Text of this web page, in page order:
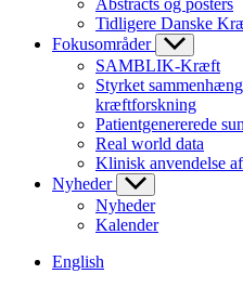
Tidligere Danske
Fokusområder
SAMBLIK-Kræft
Styrket
kræftforskning
Patientgenererede
Real world data
Klinisk anvendelse
Nyheder
Nyheder
Kalender
English